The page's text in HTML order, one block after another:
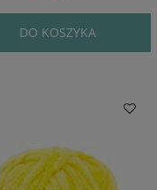
DO KOSZYKA